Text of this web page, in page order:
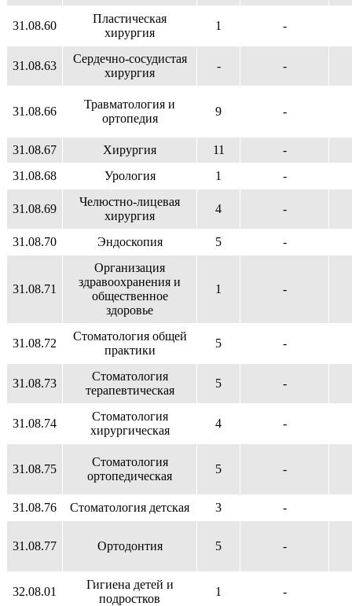
31.08.60
Пластическая
хирургия
1 -
31.08.63
Сердечно-сосудистая
хирургия
- -
31.08.66
Травматология и
ортопедия
9 -
31.08.67 Хирургия 11
-
31.08.68
Урология 1 -
31.08.69
Челюстно-лицевая
хирургия
4 -
31.08.70 Эндоскопия 5 -
31.08.71
Организация
здравоохранения и
общественное
здоровье
1 -
31.08.72
Стоматология общей
практики
5 -
31.08.73
Стоматология
терапевтическая
5 -
31.08.74
Стоматология
хирургическая
4 -
31.08.75
Стоматология
ортопедическая
5 -
31.08.76 Стоматология детская 3 -
31.08.77 Ортодонтия 5 -
32.08.01
Гигиена детей и
подростков
1 -